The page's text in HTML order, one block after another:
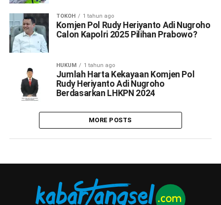
TOKOH 1 tahun ago
Komjen Pol Rudy Heriyanto Adi Nugroho
Calon Kapolri 2025 Pilihan Prabowo?
HUKUM 1 tahun ago
Jumlah Harta Kekayaan Komjen Pol
Rudy Heriyanto Adi Nugroho
Berdasarkan LHKPN 2024
MORE POSTS